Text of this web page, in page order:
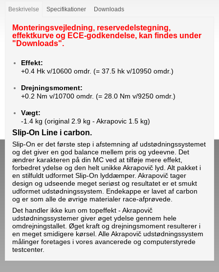
Beskrivelse Specifikationer Downloads
Monteringsvejledning, reservedelstegning,
effektkurve og ECE-godkendelse, kan findes under
"Downloads".
Effekt:
+0.4 Hk v/10600 omdr. (= 37.5 hk v/10950 omdr.)
Drejningsmoment:
+0.2 Nm v/10700 omdr. (= 28.0 Nm v/9250 omdr.)
Vægt:
-1.4 kg (original 2.9 kg - Akrapovic 1.5 kg)
Slip-On Line i carbon.
Slip-On er det første step i afstemning af udstødningssystemet
og det giver en god balance mellem pris og ydeevne. Det
ændrer karakteren på din MC ved at tilføje mere effekt,
forbedret ydelse og den helt unikke Akrapovič lyd. Alt pakket i
en stilfuldt udformet Slip-On lyddæmper. Akrapovič tager
design og udseende meget seriøst og resultatet er et smukt
udformet udstødningssystem. Endekappe er lavet af carbon
og er som alle de øvrige materialer race-afprøvede.
Det handler ikke kun om topeffekt - Akrapovič
udstødningssystemer giver øget ydelse gennem hele
omdrejningstallet. Øget kraft og drejningsmoment resulterer i
en meget smidigere kørsel. Alle Akrapovič udstødningssystem
målinger foretages i vores avancerede og computerstyrede
testcenter.